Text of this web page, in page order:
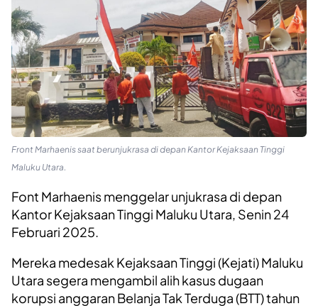
Front Marhaenis saat berunjukrasa di depan Kantor Kejaksaan Tinggi
Maluku Utara.
Font Marhaenis menggelar unjukrasa di depan
Kantor Kejaksaan Tinggi Maluku Utara, Senin 24
Februari 2025.
Mereka medesak Kejaksaan Tinggi (Kejati) Maluku
Utara segera mengambil alih kasus dugaan
korupsi anggaran Belanja Tak Terduga (BTT) tahun